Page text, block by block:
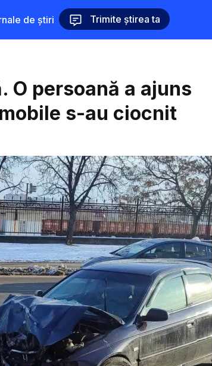
de știri Trimite știrea ta
persoană a ajuns
s-au ciocnit